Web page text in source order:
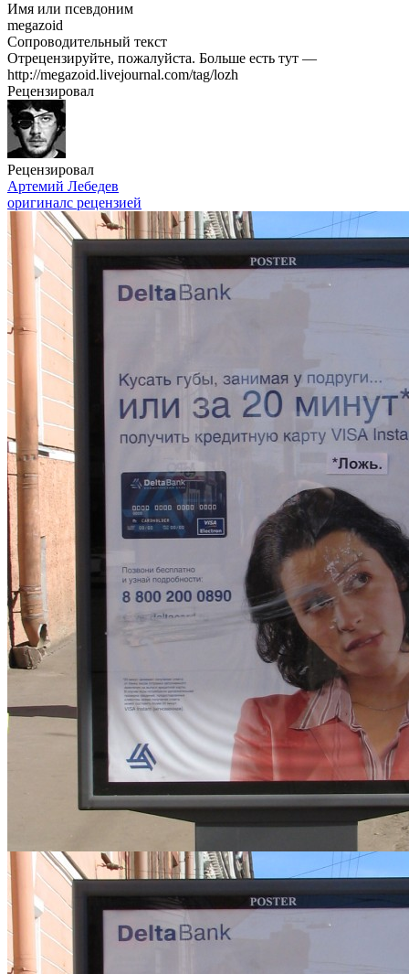
Имя или псевдоним
megazoid
Сопроводительный текст
Отрецензируйте, пожалуйста. Больше есть тут —
http://megazoid.livejournal.com/tag/lozh
Рецензировал
Рецензировал
Артемий Лебедев
оригиналс рецензией